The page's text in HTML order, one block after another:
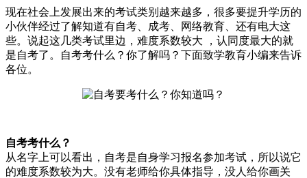
现在社会上发展出来的考试类别越来越多，很多要提升学历的
小伙伴经过了解知道有自考、成考、网络教育、还有电大这
些。说起这几类考试里边，难度系数较大 ，认同度最大的就
是自考了。自考考什么？你了解吗？下面致学教育小编来告诉
各位。
自考考什么？
从名字上可以看出，自考是自身学习报名参加考试，所以说它
的难度系数较为大。没有老师给你具体指导，没人给你画关